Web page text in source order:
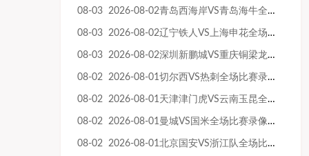
08-03 2026-08-02青岛西海岸VS青岛海牛全场比赛录像回放
08-03 2026-08-02辽宁铁人VS上海申花全场比赛录像回放
08-03 2026-08-02深圳新鹏城VS重庆铜梁龙全场比赛录像回放
08-02 2026-08-01切尔西VS热刺全场比赛录像回放
08-02 2026-08-01天津津门虎VS云南玉昆全场比赛录像回放
08-02 2026-08-01曼城VS国米全场比赛录像回放
08-02 2026-08-01北京国安VS浙江队全场比赛录像回放